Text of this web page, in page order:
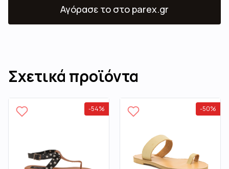
Αγόρασε το στο parex.gr
Σχετικά προϊόντα
-54% -50%